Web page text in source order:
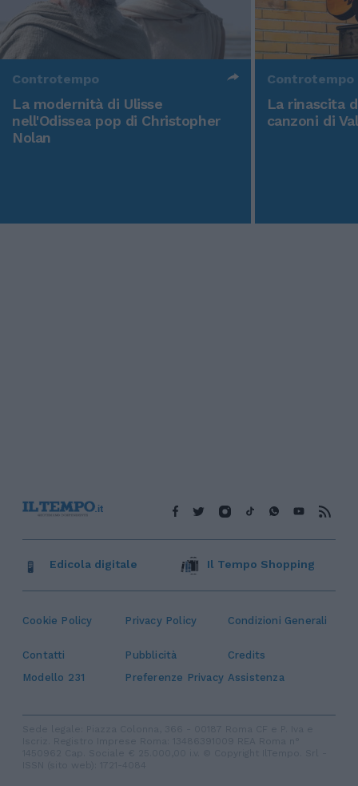
Controtempo
La modernità di Ulisse
nell'Odissea pop di Christopher
Nolan
Controtempo
La rinascita
canzoni di
Cookie Policy Privacy Policy Condizioni Generali
Contatti Pubblicità
Credits
Modello 231
Preferenze Privacy Assistenza
Edicola digitale Il Tempo Shopping